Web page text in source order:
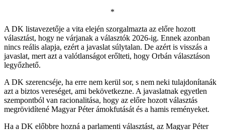
*
A DK listavezetője a vita elején szorgalmazta az előre hozott
választást, hogy ne várjanak a választók 2026-ig. Ennek azonban
nincs reális alapja, ezért a javaslat súlytalan. De azért is visszás a
javaslat, mert azt a valótlanságot erőlteti, hogy Orbán választáson
legyőzhető.
A DK szerencséje, ha erre nem kerül sor, s nem neki tulajdonítanák
azt a biztos vereséget, ami bekövetkezne. A javaslatnak egyetlen
szempontból van racionalitása, hogy az előre hozott választás
megrövidítené Magyar Péter ámokfutását és a hamis reményeket.
Ha a DK előbbre hozná a parlamenti választást, az Magyar Péter